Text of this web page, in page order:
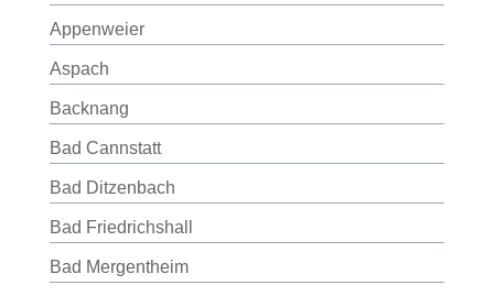
Appenweier
Aspach
Backnang
Bad Cannstatt
Bad Ditzenbach
Bad Friedrichshall
Bad Mergentheim